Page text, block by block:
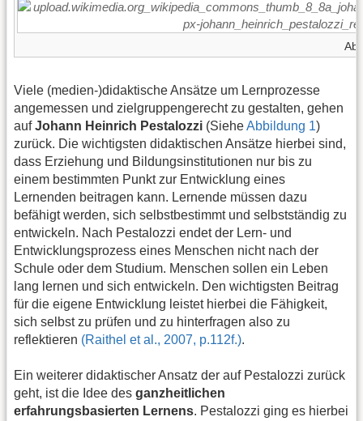
Viele (medien-)didaktische Ansätze um Lernprozesse
angemessen und zielgruppengerecht zu gestalten, gehen
aufJohann Heinrich Pestalozzi (SieheAbbildung 1)
zurück. Die wichtigsten didaktischen Ansätze hierbei sind,
dass Erziehung und Bildungsinstitutionen nur bis zu
einem bestimmten Punkt zur Entwicklung eines
Lernenden beitragen kann. Lernende müssen dazu
befähigt werden, sich selbstbestimmt und selbstständig zu
entwickeln. Nach Pestalozzi endet der Lern- und
Entwicklungsprozess eines Menschen nicht nach der
Schule oder dem Studium. Menschen sollen ein Leben
lang lernen und sich entwickeln. Den wichtigsten Beitrag
für die eigene Entwicklung leistet hierbei die Fähigkeit,
sich selbst zu prüfen und zu hinterfragen also zu
reflektieren (Raithel et al., 2007, p.112f.).
Ein weiterer didaktischer Ansatz der auf Pestalozzi zurück
geht, ist die Idee des ganzheitlichen
erfahrungsbasierten Lernens. Pestalozzi ging es hierbei